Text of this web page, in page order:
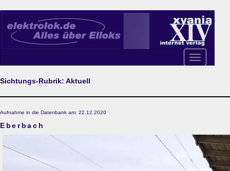
Toggle
navigation
Sichtungs-Rubrik: Aktuell
Aufnahme in die Datenbank am: 22.12.2020
Eberbach